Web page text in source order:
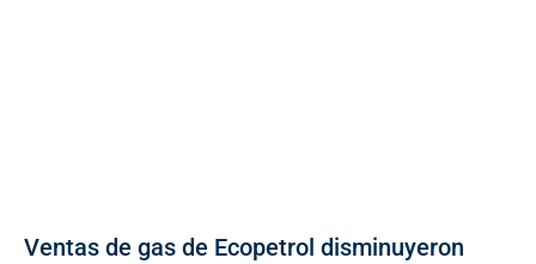
Ventas de gas de Ecopetrol disminuyeron